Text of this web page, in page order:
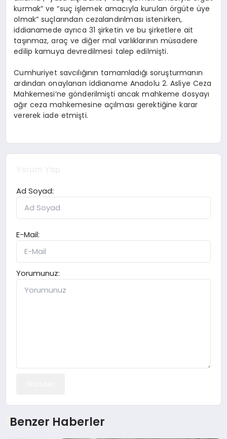
kurmak” ve “suç işlemek amacıyla kurulan örgüte üye
olmak” suçlarından cezalandırılması istenirken,
iddianamede ayrıca 31 şirketin ve bu şirketlere ait
taşınmaz, araç ve diğer mal varlıklarının müsadere
edilip kamuya devredilmesi talep edilmişti.
Cumhuriyet savcılığının tamamladığı soruşturmanın
ardından onaylanan iddianame Anadolu 2. Asliye Ceza
Mahkemesi’ne gönderilmişti ancak mahkeme dosyayı
ağır ceza mahkemesine açılması gerektiğine karar
vererek iade etmişti.
Ad Soyad:
E-Mail:
Yorumunuz:
Benzer Haberler